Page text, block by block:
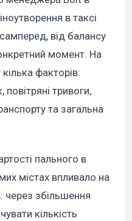
в таксі
від балансу
момент. На
факторів:
повітряні тривоги,
та загальна
пального в
містах впливало на
через збільшення
кількість